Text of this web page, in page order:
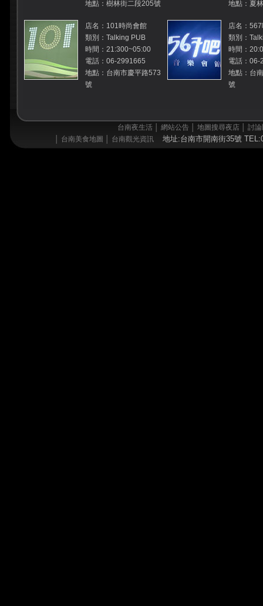
地點：樹林街二段205號
地點：夏
店名：101時尚會館
類別：Talking PUB
時間：21:300~05:00
電話：06-2991665
地點：台南市慶平路573
號
店名：
類別：
時間：
電話：06-
地點：台
號
台南夜生活│ 網站公告│ 地圖搜尋夜店│ 討論
台南美食地圖 台南觀光資訊 地址:台南市開南街35號